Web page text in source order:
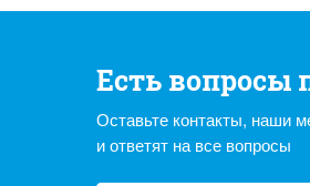
Есть вопросы
Оставьте контакты, наши
и ответят на все вопросы